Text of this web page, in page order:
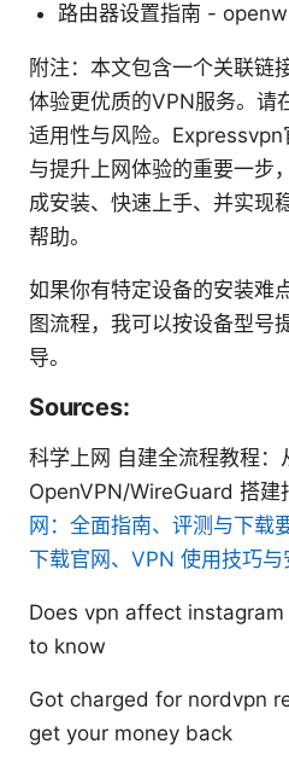
路由器设置指南 -
附注：本文包含一个关联链
体验更优质的VPN服务。请
适用性与风险。
与提升上网体验的重要一步
成安装、快速上手、并实现
帮助。
如果你有特定设备的安装难
图流程，我可以按设备型号
导。
Sources:
科学上网 自建全流程教程：
OpenVPN/WireGuard 搭建
网：全面指南、评测与下载
下载官网、VPN 使用技巧与
Does vpn affect
to know
Got charged for nordvpn
get your money back